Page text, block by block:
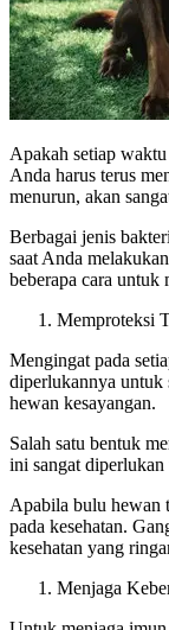
Apakah setiap
Anda harus terus
menurun, akan
Berbagai jenis
saat Anda
beberapa cara untuk
Memproteksi
Mengingat pada
diperlukannya untuk
hewan kesayangan.
Salah satu bentuk
ini sangat
Apabila bulu hewan
pada kesehatan.
kesehatan yang
Menjaga